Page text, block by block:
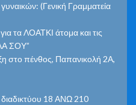
(Γενική Γραμματεία
τα ΛΟΑΤΚΙ άτομα και τις
ΣΟΥ”
στο πένθος, Παπανικολή 2Α,
18 ΑΝΩ 210